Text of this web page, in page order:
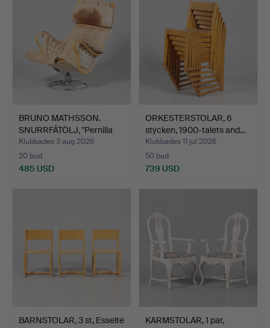
BRUNO MATHSSON.
SNURRFÅTÖLJ, "Pernilla
Rot…
Klubbades 3 aug 2026
20 bud
485 USD
ORKESTERSTOLAR, 6
stycken, 1900-talets and…
Klubbades 11 jul 2026
50 bud
739 USD
BARNSTOLAR, 3 st, Esselte
KARMSTOLAR, 1 par,